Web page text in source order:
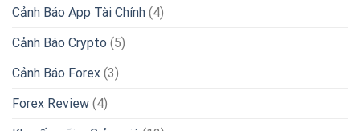
Cảnh Báo App Tài Chính (4)
Cảnh Báo Crypto (5)
Cảnh Báo Forex (3)
Forex Review (4)